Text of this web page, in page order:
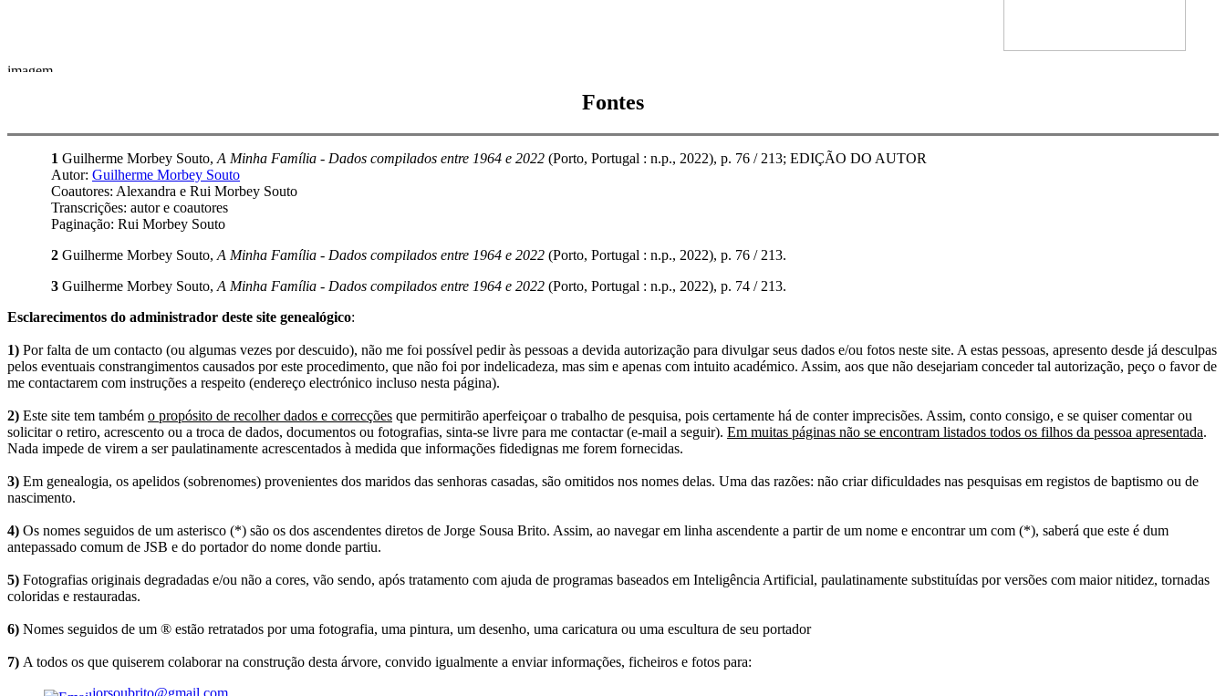
Fontes
1 Guilherme Morbey Souto, A Minha Família - Dados compilados entre 1964 e 2022 (Porto, Portugal : n.p., 2022), p. 76 / 213; EDIÇÃO DO AUTOR
Autor: Guilherme Morbey Souto
Coautores: Alexandra e Rui Morbey Souto
Transcrições: autor e coautores
Paginação: Rui Morbey Souto
2 Guilherme Morbey Souto, A Minha Família - Dados compilados entre 1964 e 2022 (Porto, Portugal : n.p., 2022), p. 76 / 213.
3 Guilherme Morbey Souto, A Minha Família - Dados compilados entre 1964 e 2022 (Porto, Portugal : n.p., 2022), p. 74 / 213.
Esclarecimentos do administrador deste site genealógico:
1) Por falta de um contacto (ou algumas vezes por descuido), não me foi possível pedir às pessoas a devida autorização para divulgar seus dados e/ou fotos neste site. A estas pessoas, apresento desde já desculpas
pelos eventuais constrangimentos causados por este procedimento, que não foi por indelicadeza, mas sim e apenas com intuito académico. Assim, aos que não desejariam conceder tal autorização, peço o favor de
me contactarem com instruções a respeito (endereço electrónico incluso nesta página).
2) Este site tem também o propósito de recolher dados e correcções que permitirão aperfeiçoar o trabalho de pesquisa, pois certamente há de conter imprecisões. Assim, conto consigo, e se quiser comentar ou
solicitar o retiro, acrescento ou a troca de dados, documentos ou fotografias, sinta-se livre para me contactar (e-mail a seguir). Em muitas páginas não se encontram listados todos os filhos da pessoa apresentada.
Nada impede de virem a ser paulatinamente acrescentados à medida que informações fidedignas me forem fornecidas.
3) Em genealogia, os apelidos (sobrenomes) provenientes dos maridos das senhoras casadas, são omitidos nos nomes delas. Uma das razões: não criar dificuldades nas pesquisas em registos de baptismo ou de
nascimento.
4) Os nomes seguidos de um asterisco (*) são os dos ascendentes diretos de Jorge Sousa Brito. Assim, ao navegar em linha ascendente a partir de um nome e encontrar um com (*), saberá que este é dum
antepassado comum de JSB e do portador do nome donde partiu.
5) Fotografias originais degradadas e/ou não a cores, vão sendo, após tratamento com ajuda de programas baseados em Inteligência Artificial, paulatinamente substituídas por versões com maior nitidez, tornadas
coloridas e restauradas.
6) Nomes seguidos de um ® estão retratados por uma fotografia, uma pintura, um desenho, uma caricatura ou uma escultura de seu portador
7) A todos os que quiserem colaborar na construção desta árvore, convido igualmente a enviar informações, ficheiros e fotos para:
jorsoubrito@gmail.com